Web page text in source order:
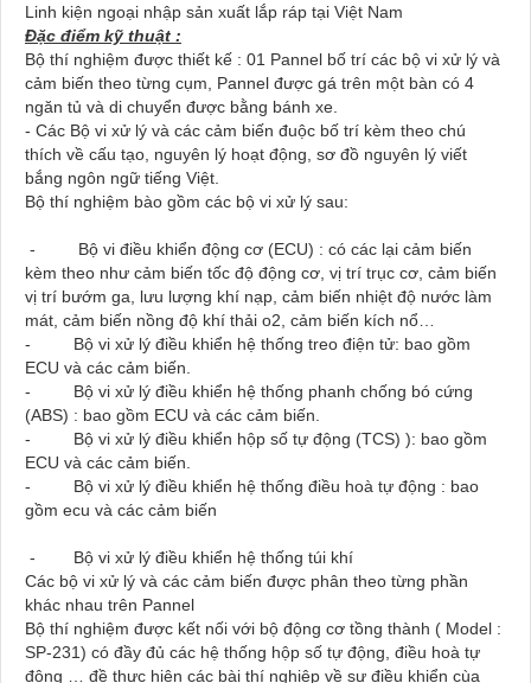
Linh kiện ngoại nhập sản xuất lắp ráp tại Việt Nam
Đặc điểm kỹ thuật :
Bộ thí nghiệm được thiết kế : 01 Pannel bố trí các bộ vi xử lý và
cảm biến theo từng cụm, Pannel được gá trên một bàn có 4
ngăn tủ và di chuyển được bằng bánh xe.
- Các Bộ vi xử lý và các cảm biến đuộc bố trí kèm theo chú
thích về cấu tạo, nguyên lý hoạt động, sơ đồ nguyên lý viết
bắng ngôn ngữ tiếng Việt.
Bộ thí nghiệm bào gồm các bộ vi xử lý sau:
- Bộ vi điều khiển động cơ (ECU) : có các lại cảm biến
kèm theo như cảm biến tốc độ động cơ, vị trí trục cơ, cảm biến
vị trí bướm ga, lưu lượng khí nạp, cảm biến nhiệt độ nước làm
mát, cảm biến nồng độ khí thải o2, cảm biến kích nổ…
- Bộ vi xử lý điều khiển hệ thống treo điện tử: bao gồm
ECU và các cảm biến.
- Bộ vi xử lý điều khiển hệ thống phanh chống bó cứng
(ABS) : bao gồm ECU và các cảm biến.
- Bộ vi xử lý điều khiển hộp số tự động (TCS) ): bao gồm
ECU và các cảm biến.
- Bộ vi xử lý điều khiển hệ thống điều hoà tự động : bao
gồm ecu và các cảm biến
- Bộ vi xử lý điều khiển hệ thống túi khí
Các bộ vi xử lý và các cảm biến được phân theo từng phần
khác nhau trên Pannel
Bộ thí nghiệm được kết nối với bộ động cơ tồng thành ( Model :
SP-231) có đầy đủ các hệ thống hộp số tự động, điều hoà tự
động … đề thực hiện các bài thí nghiệp về sự điều khiển cùa